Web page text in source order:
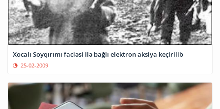
Xocalı Soyqırımı faciəsi ilə bağlı elektron aksiya keçirilib
25-02-2009